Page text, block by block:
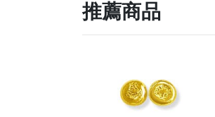
推薦商品